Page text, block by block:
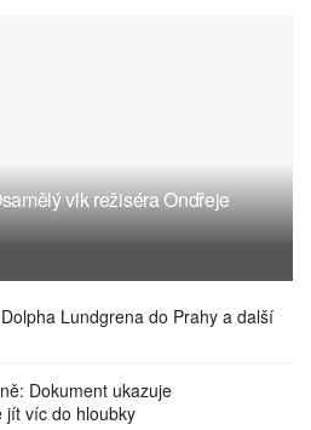
vlk režiséra Ondřeje
Lundgrena do Prahy a další
Dokument ukazuje
jít víc do hloubky